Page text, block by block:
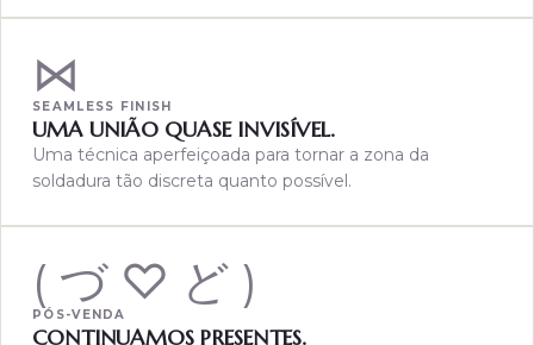
⋈
SEAMLESS FINISH
UMA UNIÃO QUASE INVISÍVEL.
Uma técnica aperfeiçoada para tornar a zona da
soldadura tão discreta quanto possível.
( づ ♡ ど )
PÓS-VENDA
CONTINUAMOS PRESENTES.